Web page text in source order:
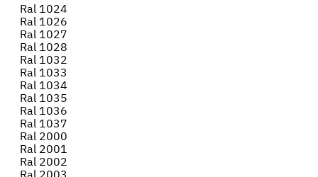
Ral 1024
Ral 1026
Ral 1027
Ral 1028
Ral 1032
Ral 1033
Ral 1034
Ral 1035
Ral 1036
Ral 1037
Ral 2000
Ral 2001
Ral 2002
Ral 2003